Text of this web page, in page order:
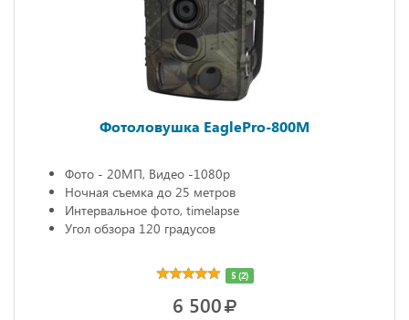
Фотоловушка EaglePro-800M
Фото - 20МП, Видео -1080р
Ночная съемка до 25 метров
Интервальное фото, timelapse
Угол обзора 120 градусов
5 (2)
6 500